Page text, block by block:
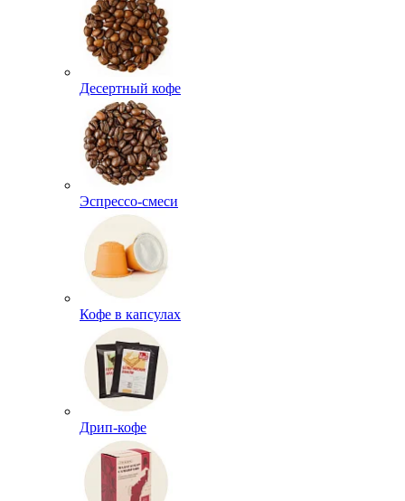
Десертный кофе
Эспрессо-смеси
Кофе в капсулах
Дрип-кофе